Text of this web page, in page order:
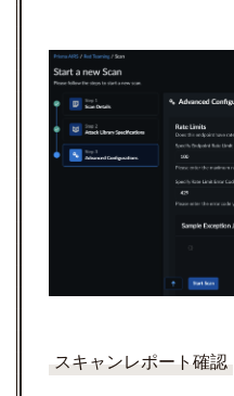
スキャンレポート確認